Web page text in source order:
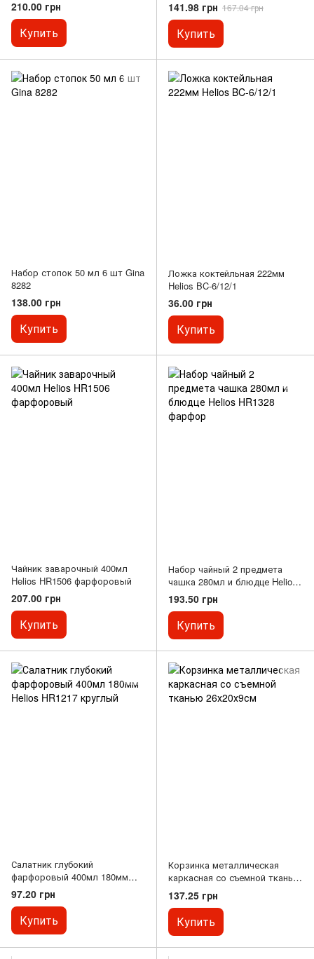
210.00 грн
Купить
141.98 грн 167.04 грн
Купить
Набор стопок 50 мл 6 шт Gina
8282
138.00 грн
Купить
Ложка коктейльная 222мм
Helios BC-6/12/1
36.00 грн
Купить
Чайник заварочный 400мл
Helios HR1506 фарфоровый
207.00 грн
Купить
Набор чайный 2 предмета
чашка 280мл и блюдце Helios
HR1328 фарфор
193.50 грн
Купить
Салатник глубокий
фарфоровый 400мл 180мм
Helios HR1217 круглый
97.20 грн
Купить
Корзинка металлическая
каркасная со съемной тканью
26х20х9см
137.25 грн
Купить